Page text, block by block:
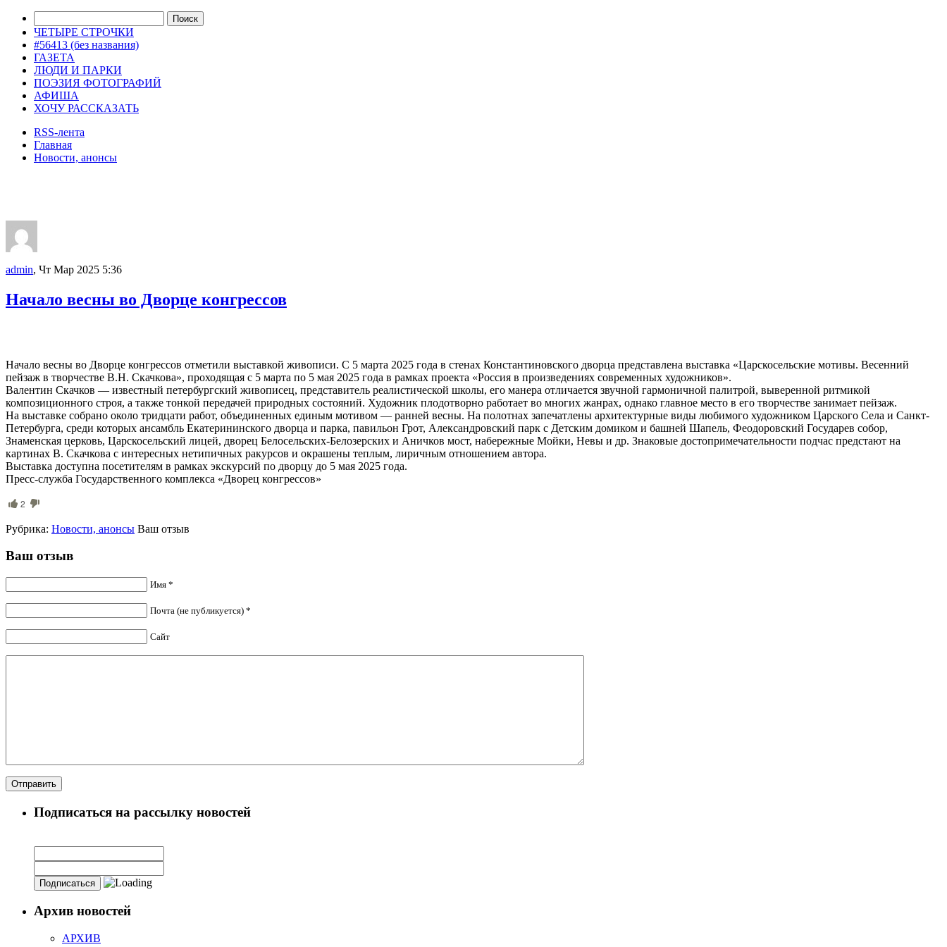
ЧЕТЫРЕ СТРОЧКИ
#56413 (без названия)
ГАЗЕТА
ЛЮДИ И ПАРКИ
ПОЭЗИЯ ФОТОГРАФИЙ
АФИША
ХОЧУ РАССКАЗАТЬ
RSS-лента
Главная
Новости, анонсы
admin, Чт Мар 2025 5:36
Начало весны во Дворце конгрессов
Начало весны во Дворце конгрессов отметили выставкой живописи. С 5 марта 2025 года в стенах Константиновского дворца представлена выставка «Царскосельские мотивы. Весенний
пейзаж в творчестве В.Н. Скачкова», проходящая с 5 марта по 5 мая 2025 года в рамках проекта «Россия в произведениях современных художников».
Валентин Скачков — известный петербургский живописец, представитель реалистической школы, его манера отличается звучной гармоничной палитрой, выверенной ритмикой
композиционного строя, а также тонкой передачей природных состояний. Художник плодотворно работает во многих жанрах, однако главное место в его творчестве занимает пейзаж.
На выставке собрано около тридцати работ, объединенных единым мотивом — ранней весны. На полотнах запечатлены архитектурные виды любимого художником Царского Села и Санкт-
Петербурга, среди которых ансамбль Екатерининского дворца и парка, павильон Грот, Александровский парк с Детским домиком и башней Шапель, Феодоровский Государев собор,
Знаменская церковь, Царскосельский лицей, дворец Белосельских-Белозерских и Аничков мост, набережные Мойки, Невы и др. Знаковые достопримечательности подчас предстают на
картинах В. Скачкова с интересных нетипичных ракурсов и окрашены теплым, лиричным отношением автора.
Выставка доступна посетителям в рамках экскурсий по дворцу до 5 мая 2025 года.
Пресс-служба Государственного комплекса «Дворец конгрессов»
2
Рубрика: Новости, анонсы Ваш отзыв
Ваш отзыв
Имя *
Почта (не публикуется) *
Сайт
Подписаться на рассылку новостей
Архив новостей
АРХИВ